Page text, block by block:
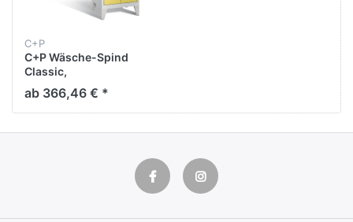
C+P
C+P Wäsche-Spind
Classic,
H1850xB610xT500mm
ab 366,46 € *